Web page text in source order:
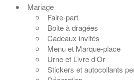
Mariage
Faire-part
Boite à dragées
Cadeaux invités
Menu et Marque-place
Urne et Livre d’Or
Stickers et autocollants